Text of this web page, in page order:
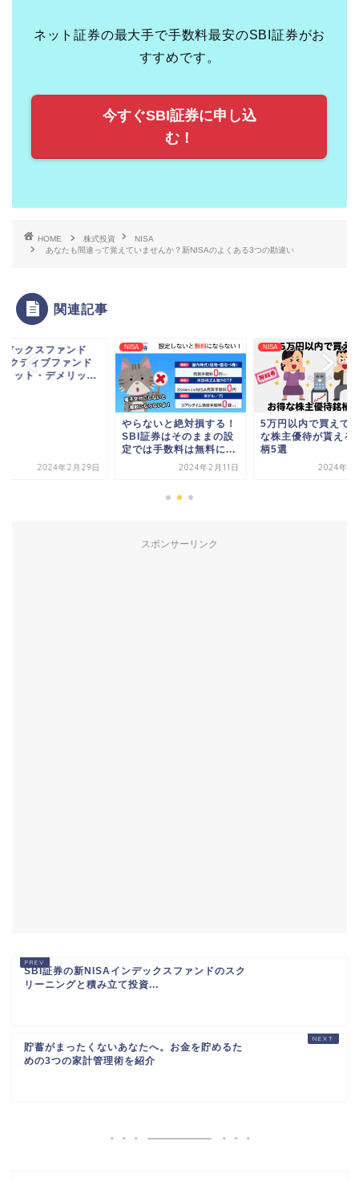
ネット証券の最大手で手数料最安のSBI証券がお
すすめです。
今すぐSBI証券に申し込
む！
HOME 株式投資
NISA
あなたも間違って覚えていませんか？新NISAのよくある3つの勘違い
関連記事
デックスファンド
クティブファンド
リット・デメリッ...
2024年2月29日
NISA
やらないと絶対損する！
SBI証券はそのままの設
定では手数料は無料に...
2024年2月11日
NISA
5万円以内で買えて
な株主優待が貰える
柄5選
2024年1
スポンサーリンク
SBI証券の新NISAインデックスファンドのスク
リーニングと積み立て投資...
貯蓄がまったくないあなたへ。お金を貯めるた
めの3つの家計管理術を紹介